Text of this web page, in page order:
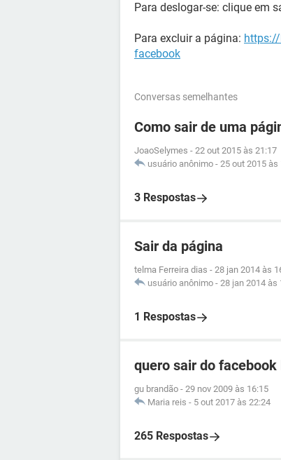
Para deslogar-se: clique em
Para excluir a página:
facebook
Conversas semelhantes
Como sair de uma
JoaoSelymes - 22 out 2015 às 21:17
usuário anônimo - 25 out 2015 às
3 Respostas
Sair da página
telma Ferreira dias - 28 jan 2014 às
usuário anônimo - 28 jan 2014 às
1 Respostas
quero sair do
gu brandão - 29 nov 2009 às 16:15
Maria reis - 5 out 2017 às 22:24
265 Respostas